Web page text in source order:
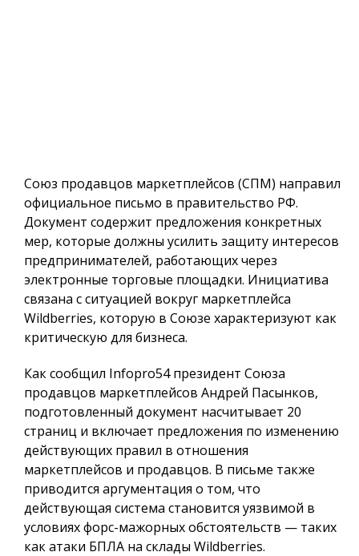
Союз продавцов маркетплейсов (СПМ) направил
официальное письмо в правительство РФ.
Документ содержит предложения конкретных
мер, которые должны усилить защиту интересов
предпринимателей, работающих через
электронные торговые площадки. Инициатива
связана с ситуацией вокруг маркетплейса
Wildberries, которую в Союзе характеризуют как
критическую для бизнеса.
Как сообщил Infopro54президент Союза
продавцов маркетплейсов Андрей Пасынков,
подготовленный документ насчитывает 20
страниц и включает предложения по изменению
действующих правил в отношения
маркетплейсов и продавцов. В письме также
приводится аргументация о том, что
действующая система становится уязвимой в
условиях форс-мажорных обстоятельств — таких
как атаки БПЛА на склады Wildberries.